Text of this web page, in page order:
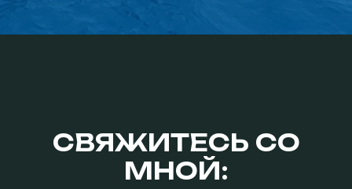
СВЯЖИТЕСЬ СО
МНОЙ: